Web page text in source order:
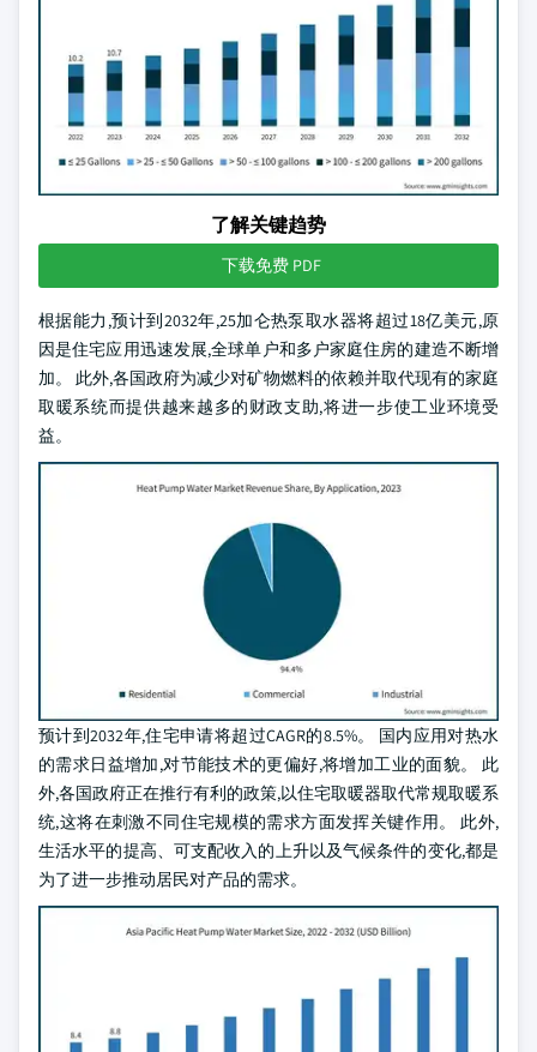
了解关键趋势
下载免费 PDF
根据能力,预计到2032年,25加仑热泵取水器将超过18亿美元,原
因是住宅应用迅速发展,全球单户和多户家庭住房的建造不断增
加。 此外,各国政府为减少对矿物燃料的依赖并取代现有的家庭
取暖系统而提供越来越多的财政支助,将进一步使工业环境受
益。
预计到2032年,住宅申请将超过CAGR的8.5%。 国内应用对热水
的需求日益增加,对节能技术的更偏好,将增加工业的面貌。 此
外,各国政府正在推行有利的政策,以住宅取暖器取代常规取暖系
统,这将在刺激不同住宅规模的需求方面发挥关键作用。 此外,
生活水平的提高、可支配收入的上升以及气候条件的变化,都是
为了进一步推动居民对产品的需求。